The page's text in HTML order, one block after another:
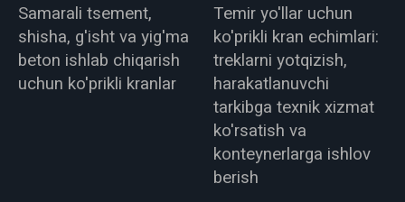
Samarali tsement,
shisha, g'isht va yig'ma
beton ishlab chiqarish
uchun ko'prikli kranlar
Temir yo'llar uchun
ko'prikli kran echimlari:
treklarni yotqizish,
harakatlanuvchi
tarkibga texnik xizmat
ko'rsatish va
konteynerlarga ishlov
berish